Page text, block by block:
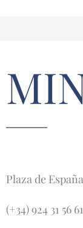
Plaza de
(+34) 924 31 56 61